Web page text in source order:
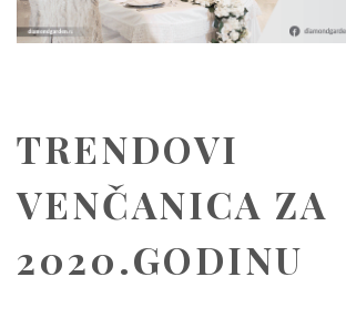
TRENDOVI
VENČANICA ZA
2020.GODINU